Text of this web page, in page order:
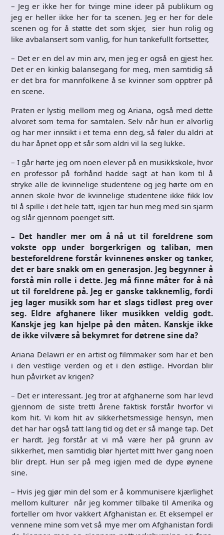
– Jeg er ikke her for tvinge mine ideer på publikum og
jeg er heller ikke her for ta scenen. Jeg er her for dele
scenen og for å støtte det som skjer, sier hun rolig og
like avbalansert som vanlig, for hun tankefullt fortsetter,
– Det er en del av min arv, men jeg er også en gjest her.
Det er en kinkig balansegang for meg, men samtidig så
er det bra for mannfolkene å se kvinner som opptrer på
en scene.
Praten er lystig mellom meg og Ariana, også med dette
alvoret som tema for samtalen. Selv når hun er alvorlig
og har mer innsikt i et tema enn deg, så føler du aldri at
du har åpnet opp et sår som aldri vil la seg lukke.
– I går hørte jeg om noen elever på en musikkskole, hvor
en professor på forhånd hadde sagt at han kom til å
stryke alle de kvinnelige studentene og jeg hørte om en
annen skole hvor de kvinnelige studentene ikke fikk lov
til å spille i det hele tatt, igjen tar hun meg med sin sjarm
og slår gjennom poenget sitt.
– Det handler mer om å nå ut til foreldrene som
vokste opp under borgerkrigen og taliban, men
besteforeldrene forstår kvinnenes ønsker og tanker,
det er bare snakk om en generasjon. Jeg begynner å
forstå min rolle i dette. Jeg må finne måter for å nå
ut til foreldrene på. Jeg er ganske takknemlig, fordi
jeg lager musikk som har et slags tidløst preg over
seg. Eldre afghanere liker musikken veldig godt.
Kanskje jeg kan hjelpe på den måten. Kanskje ikke
de ikke vilvære så bekymret for døtrene sine da?
Ariana Delawri er en artist og filmmaker som har et ben
i den vestlige verden og et i den østlige. Hvordan blir
hun påvirket av krigen?
– Det er interessant. Jeg tror at afghanerne som har levd
gjennom de siste tretti årene faktisk forstår hvorfor vi
kom hit. Vi kom hit av sikkerhetsmessige hensyn, men
det har har også tatt lang tid og det er så mange tap. Det
er hardt. Jeg forstår at vi må være her på grunn av
sikkerhet, men samtidig blør hjertet mitt hver gang noen
blir drept. Hun ser på meg igjen med de dype øynene
sine.
– Hvis jeg gjør min del som er å kommunisere kjærlighet
mellom kulturer når jeg kommer tilbake til Amerika og
forteller om hvor vakkert Afghanistan er. Et eksempel er
vennene mine som vet så mye mer om Afghanistan fordi